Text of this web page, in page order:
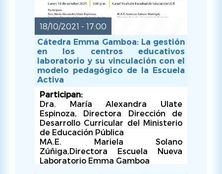
LUN, 18/10/2021 - 17:00
18/10/2021 - 17:00
Cátedra Emma Gamboa: La gestión
en los centros educativos
laboratorio y su vinculación con el
modelo pedagógico de la Escuela
Activa
Participan:
Dra. María Alexandra Ulate
Espinoza, Directora Dirección de
Desarrollo Curricular del Ministerio
de Educación Pública
MA.E. Mariela Solano
Zúñiga,Directora Escuela Nueva
Laboratorio Emma Gamboa